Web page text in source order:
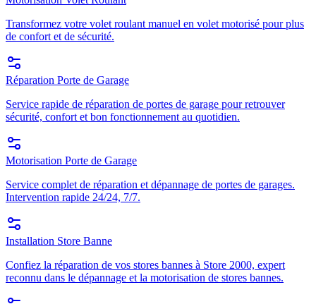
Transformez votre volet roulant manuel en volet motorisé pour plus
de confort et de sécurité.
Réparation Porte de Garage
Service rapide de réparation de portes de garage pour retrouver
sécurité, confort et bon fonctionnement au quotidien.
Motorisation Porte de Garage
Service complet de réparation et dépannage de portes de garages.
Intervention rapide 24/24, 7/7.
Installation Store Banne
Confiez la réparation de vos stores bannes à Store 2000, expert
reconnu dans le dépannage et la motorisation de stores bannes.